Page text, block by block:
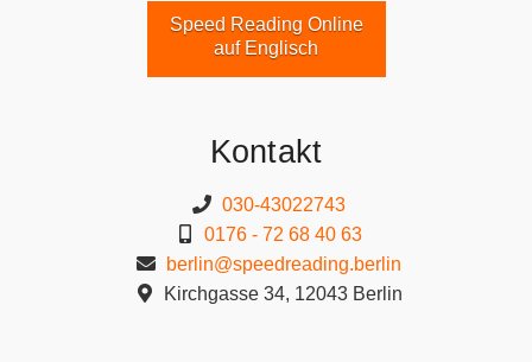
Speed Reading Online
auf Englisch
Kontakt
030-43022743
0176 - 72 68 40 63
berlin@speedreading.berlin
Kirchgasse 34, 12043 Berlin